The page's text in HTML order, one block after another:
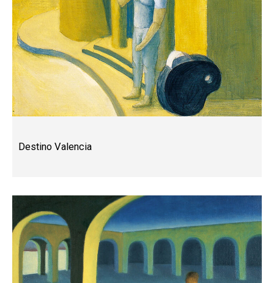
Destino Valencia